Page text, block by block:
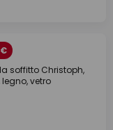
soffitto Christoph,
legno, vetro